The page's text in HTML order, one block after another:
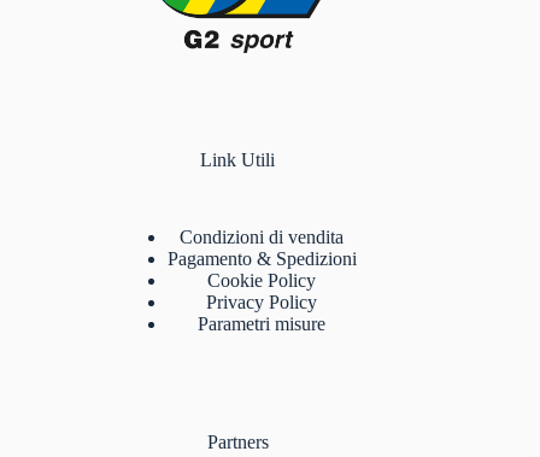
Link Utili
Condizioni di vendita
Pagamento & Spedizioni
Cookie Policy
Privacy Policy
Parametri misure
Partners